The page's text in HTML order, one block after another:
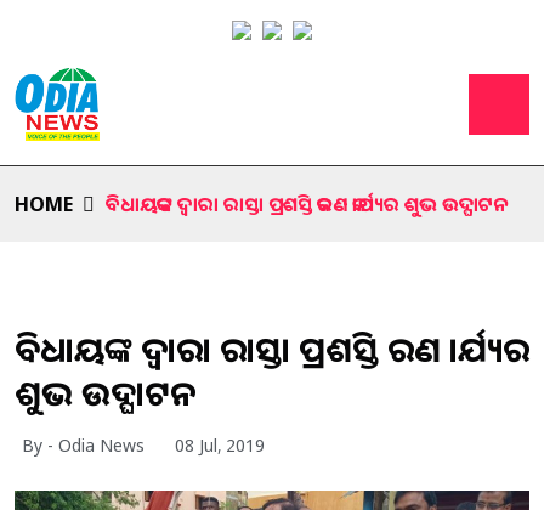
HOME ବିଧାୟକଙ୍କ ଦ୍ୱାରା ରାସ୍ତା ପ୍ରଶସ୍ତି କରଣ କାର୍ଯ୍ୟର ଶୁଭ ଉଦ୍ଘାଟନ
ବିଧାୟକଙ୍କ ଦ୍ୱାରା ରାସ୍ତା ପ୍ରଶସ୍ତି କରଣ କାର୍ଯ୍ୟର
ଶୁଭ ଉଦ୍ଘାଟନ
By - Odia News 08 Jul, 2019